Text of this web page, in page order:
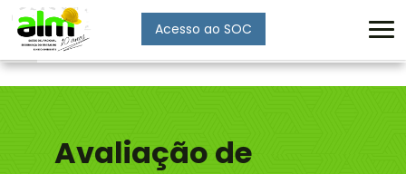
Acesso ao SOC
Avaliação de
Enviar